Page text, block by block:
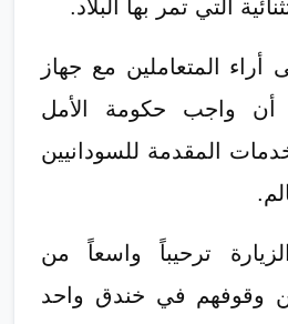
التي تمر بها البلاد.
أراء المتعاملين مع جهاز
أن واجب حكومة الأمل
المقدمة للسودانيين
ترحيباً واسعاً من
وقوفهم في خندق واحد